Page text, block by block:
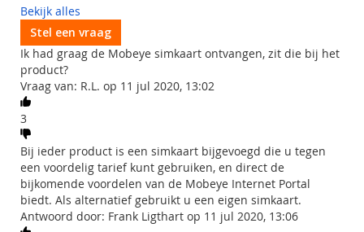
Bekijk alles
Stel een vraag
Ik had graag de Mobeye simkaart ontvangen, zit die bij het
product?
Vraag van: R.L. op 11 jul 2020, 13:02
3
Bij ieder product is een simkaart bijgevoegd die u tegen
een voordelig tarief kunt gebruiken, en direct de
bijkomende voordelen van de Mobeye Internet Portal
biedt. Als alternatief gebruikt u een eigen simkaart.
Antwoord door: Frank Ligthart op 11 jul 2020, 13:06